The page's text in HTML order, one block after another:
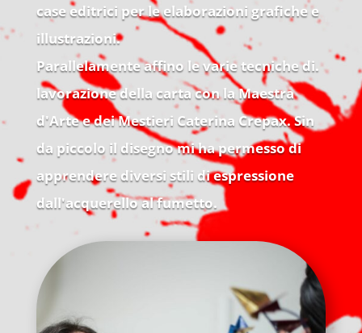
case editrici per le elaborazioni grafiche e
illustrazioni.
Parallelamente affino le varie tecniche di.
lavorazione della carta con la Maestra
d'Arte e dei Mestieri Caterina Crepax. Sin
da piccolo il disegno mi ha permesso di
apprendere diversi stili di espressione
dall'acquerello al fumetto.